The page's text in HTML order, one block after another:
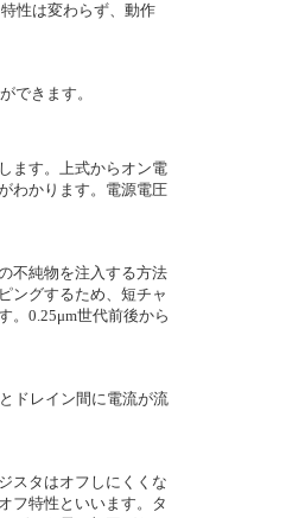
性は変わらず、動作
できます。
ます。上式からオン電
わかります。電源電圧
不純物を注入する方法
ングするため、短チャ
。0.25μm世代前後から
ドレイン間に電流が流
スタはオフしにくくな
フ特性といいます。タ